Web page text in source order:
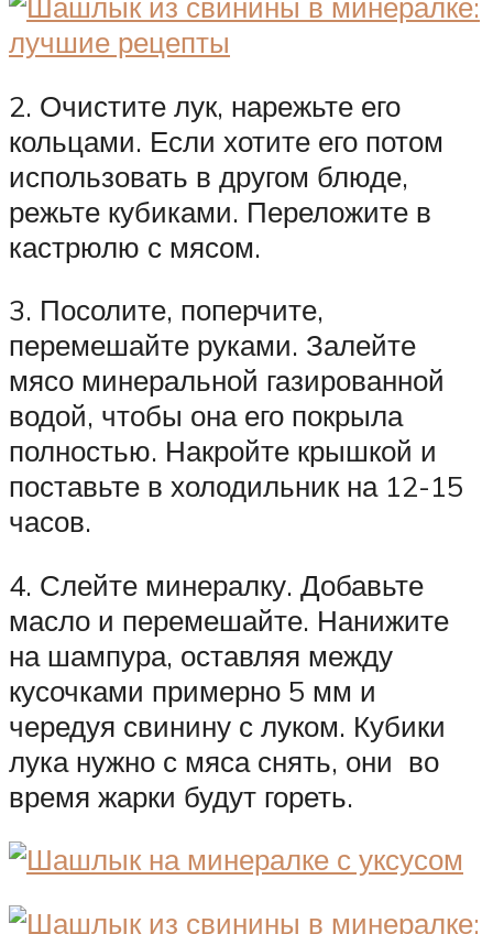
2. Очистите лук, нарежьте его
кольцами. Если хотите его потом
использовать в другом блюде,
режьте кубиками. Переложите в
кастрюлю с мясом.
3. Посолите, поперчите,
перемешайте руками. Залейте
мясо минеральной газированной
водой, чтобы она его покрыла
полностью. Накройте крышкой и
поставьте в холодильник на 12-15
часов.
4. Слейте минералку. Добавьте
масло и перемешайте. Нанижите
на шампура, оставляя между
кусочками примерно 5 мм и
чередуя свинину с луком. Кубики
лука нужно с мяса снять, они во
время жарки будут гореть.